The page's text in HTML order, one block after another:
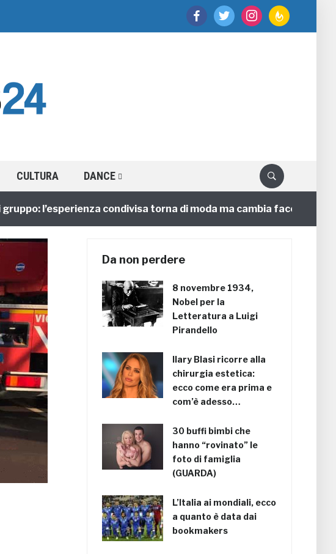
facebooktwitter instagramfeedburner
CULTURA DANCE
l’esperienza condivisa torna di moda ma cambia faccia
Da non perdere
8 novembre 1934,
Nobel per la
Letteratura a Luigi
Pirandello
Ilary Blasi ricorre alla
chirurgia estetica:
ecco come era prima e
com’è adesso…
30 buffi bimbi che
hanno “rovinato” le
foto di famiglia
(GUARDA)
L’Italia ai mondiali, ecco
a quanto è data dai
bookmakers